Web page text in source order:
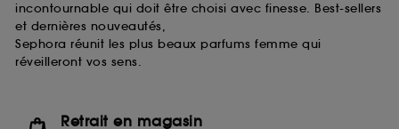
incontournable qui doit être choisi avec finesse. Best-sellers
et dernières nouveautés,
Sephora réunit les plus beaux parfums femme qui
réveilleront vos sens.
Retrait en magasin